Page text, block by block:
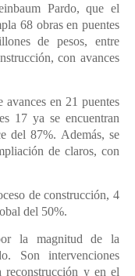
Pardo, que el
68 obras en puentes
de pesos, entre
con avances
en 21 puentes
17 ya se encuentran
del 87%. Además, se
de claros, con
de construcción, 4
del 50%.
la magnitud de la
Son intervenciones
reconstrucción y en el